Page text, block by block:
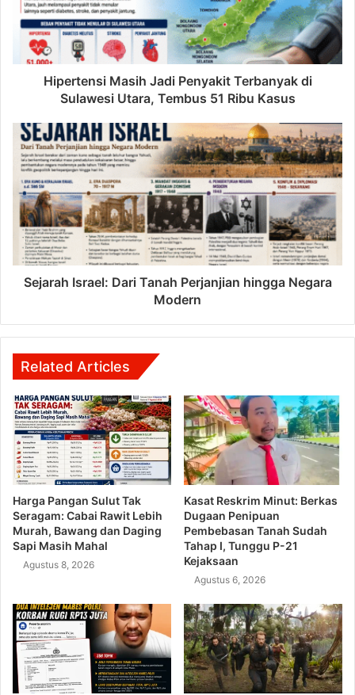
Hipertensi Masih Jadi Penyakit Terbanyak di
Sulawesi Utara, Tembus 51 Ribu Kasus
Sejarah Israel: Dari Tanah Perjanjian hingga Negara
Modern
Related Articles
Harga Pangan Sulut Tak
Seragam: Cabai Rawit Lebih
Murah, Bawang dan Daging
Sapi Masih Mahal
Agustus 8, 2026
Kasat Reskrim Minut: Berkas
Dugaan Penipuan
Pembebasan Tanah Sudah
Tahap I, Tunggu P-21
Kejaksaan
Agustus 6, 2026